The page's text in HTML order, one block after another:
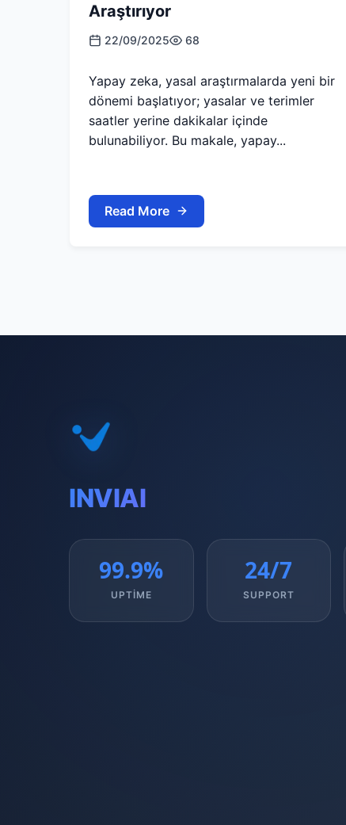
Araştırıyor
22/09/2025 68
Yapay zeka, yasal araştırmalarda yeni bir
dönemi başlatıyor; yasalar ve terimler
saatler yerine dakikalar içinde
bulunabiliyor. Bu makale, yapay...
Read More
INVIAI
99.9%
UPTIME
24/7
SUPPORT